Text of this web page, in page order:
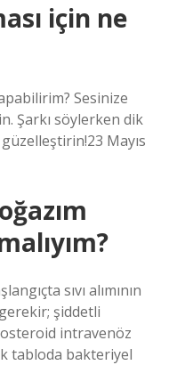
için ne
Sesinize
Şarkı söylerken dik
Mayıs
sıvı alımının
şiddetli
intravenöz
tabloda bakteriyel